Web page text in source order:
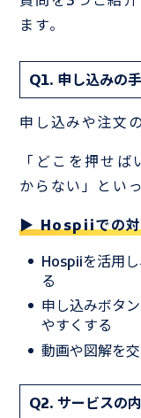
ます。
Q1. 申し込みの
申し込みや注文
「どこを押せ
からない」とい
▶ Hospiiでの対
Hospiiを活用
る
申し込みボタ
やすくする
動画や図解を
Q2. サービスの